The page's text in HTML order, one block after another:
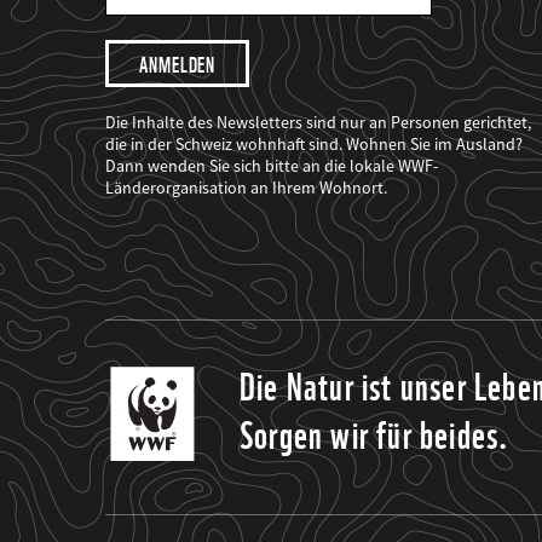
Mail
Adresse
Ich
möchte,
dass
der
WWF
mich
über
seine
Projekte
informiert.
Die Inhalte des Newsletters sind nur an Personen gerichtet,
die in der Schweiz wohnhaft sind. Wohnen Sie im Ausland?
Dann wenden Sie sich bitte an die lokale WWF-
Länderorganisation an Ihrem Wohnort.
Die Natur ist unser
Sorgen wir für beides.